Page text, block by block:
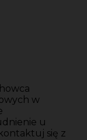
w
u
się z